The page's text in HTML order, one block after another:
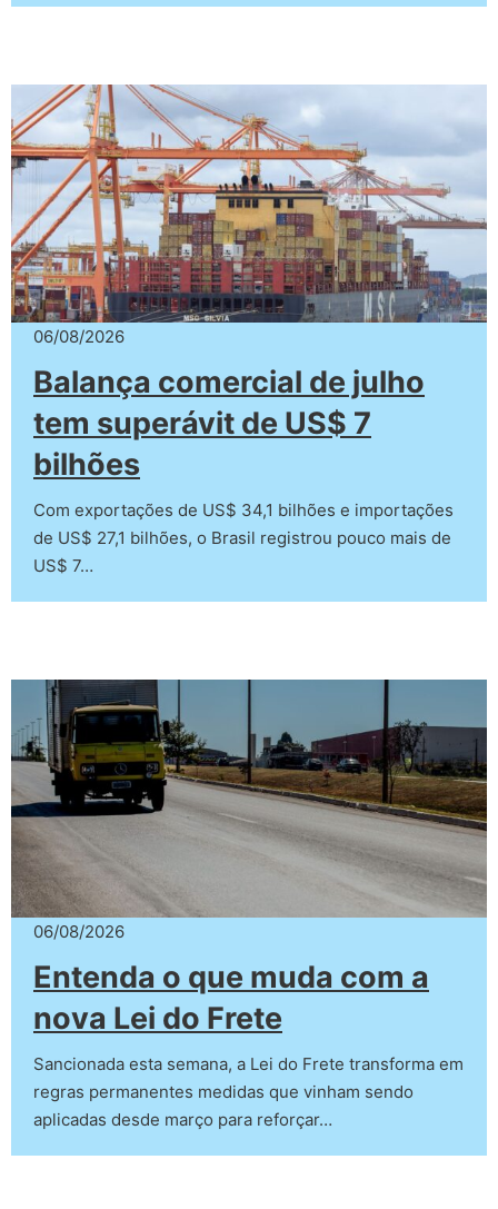
06/08/2026
Balança comercial de julho
tem superávit de US$ 7
bilhões
Com exportações de US$ 34,1 bilhões e importações
de US$ 27,1 bilhões, o Brasil registrou pouco mais de
US$ 7…
06/08/2026
Entenda o que muda com a
nova Lei do Frete
Sancionada esta semana, a Lei do Frete transforma em
regras permanentes medidas que vinham sendo
aplicadas desde março para reforçar…